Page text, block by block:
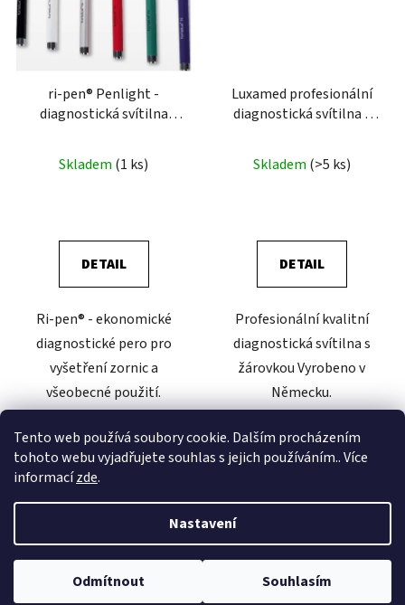
Tento web používá soubory cookie. Dalším procházením
tohoto webu vyjadřujete souhlas s jejich používáním.. Více
informacízde.
Nastavení
Odmítnout Souhlasím
ri-pen® Penlight -
diagnostická svítilna
Skladem (1 ks)
DETAIL
Ri-pen® - ekonomické
diagnostické pero pro
vyšetření zornic a
všeobecné použití.
pro oftalmologické použití
podle normy EN
62471:2008. Svítilnu ri-
Luxamed profesionální
diagnostická svítilna s
Skladem (>5 ks)
DETAIL
Profesionální kvalitní
diagnostická svítilna s
žárovkou Vyrobeno v
Německu.
Vytvořil Shoptet